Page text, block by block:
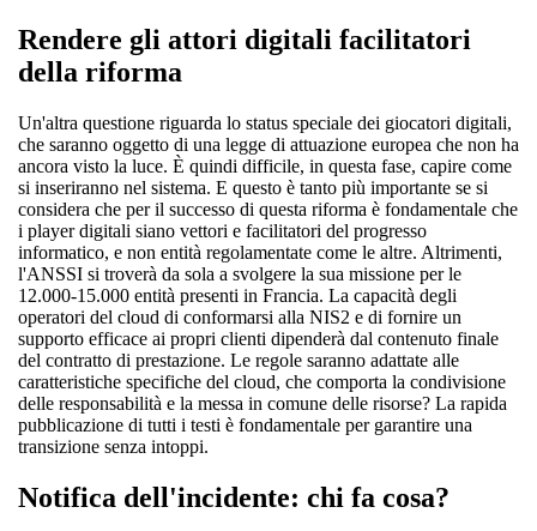
Rendere gli attori digitali facilitatori
della riforma
Un'altra questione riguarda lo status speciale dei giocatori digitali,
che saranno oggetto di una legge di attuazione europea che non ha
ancora visto la luce. È quindi difficile, in questa fase, capire come
si inseriranno nel sistema. E questo è tanto più importante se si
considera che per il successo di questa riforma è fondamentale che
i player digitali siano vettori e facilitatori del progresso
informatico, e non entità regolamentate come le altre. Altrimenti,
l'ANSSI si troverà da sola a svolgere la sua missione per le
12.000-15.000 entità presenti in Francia. La capacità degli
operatori del cloud di conformarsi alla NIS2 e di fornire un
supporto efficace ai propri clienti dipenderà dal contenuto finale
del contratto di prestazione. Le regole saranno adattate alle
caratteristiche specifiche del cloud, che comporta la condivisione
delle responsabilità e la messa in comune delle risorse? La rapida
pubblicazione di tutti i testi è fondamentale per garantire una
transizione senza intoppi.
Notifica dell'incidente: chi fa cosa?